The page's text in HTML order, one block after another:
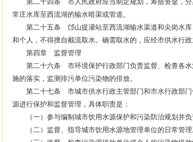
第二十四条 市人民政府应当制定规划，筹措资金，分
常庄水库至西流湖的输水暗渠或管道。
第二十五条 邙山提灌站至西流湖输水渠道和尖岗水库
和个人，不得擅自截流取水。确需取水的，应经市供水行政
第四章 监督管理
第二十六条 市环境保护行政部门负责监督、检查各水
施的落实，监测排污单位污染物的排放。
第二十七条 市城市供水行政主管部门和市水行政部门
源进行保护和监督管理，具体职责是：
（一）参与编制城市饮用水源保护和污染防治规划并负
（二）监督、指导城市饮用水源地管理单位的日常管理